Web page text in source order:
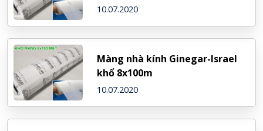
10.07.2020
Màng nhà kính Ginegar-Israel
khổ 8x100m
10.07.2020